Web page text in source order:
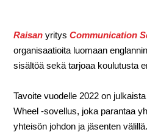
Raisan yritysCommunication
organisaatioita luomaan
sisältöä sekä tarjoaa koulutusta
Tavoite vuodelle 2022 on
Wheel -sovellus, joka parantaa
yhteisön johdon ja jäsenten